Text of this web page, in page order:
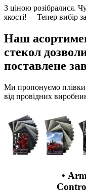
З ціною розібралися.
якості! Тепер вибір
Наш
стекол
поставлене
Ми пропонуємо плівки
від провідних
•